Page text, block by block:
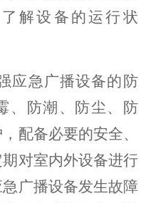
解设备的运行状
应急广播设备的防
、防潮、防尘、防
配备必要的安全、
对室内外设备进行
广播设备发生故障